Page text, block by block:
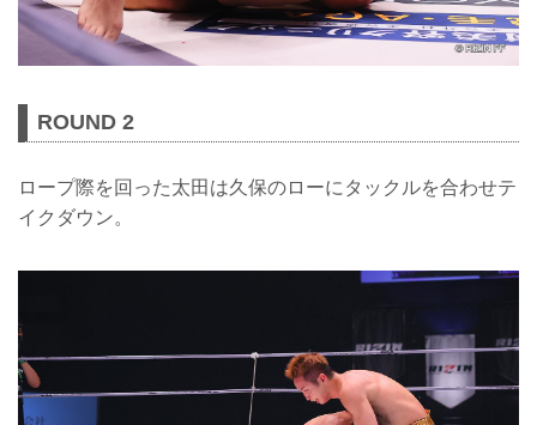
ROUND 2
ロープ際を回った太田は久保のローにタックルを合わせテ
イクダウン。